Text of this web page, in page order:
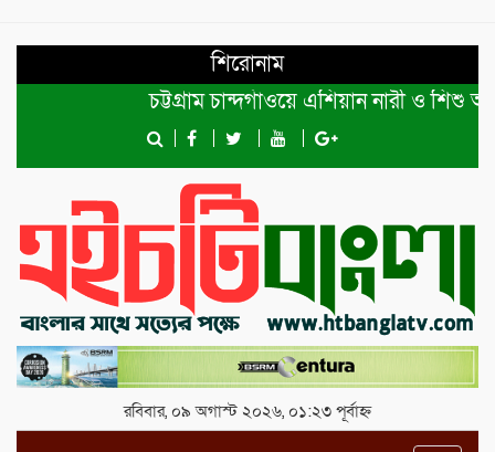
শিরোনাম
চট্টগ্রাম চান্দগাঁওয়ে এশিয়ান নারী ও শিশু
রবিবার, ০৯ অগাস্ট ২০২৬, ০১:২৩ পূর্বাহ্ন